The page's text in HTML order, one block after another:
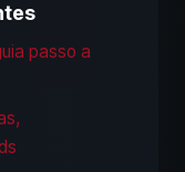
passo a